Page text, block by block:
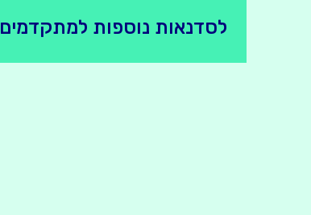
לסדנאות נוספות למתקדמים